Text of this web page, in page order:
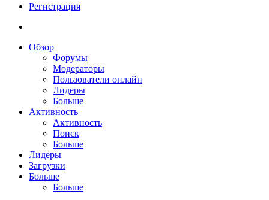
Регистрация
Обзор
Форумы
Модераторы
Пользователи онлайн
Лидеры
Больше
Активность
Активность
Поиск
Больше
Лидеры
Загрузки
Больше
Больше